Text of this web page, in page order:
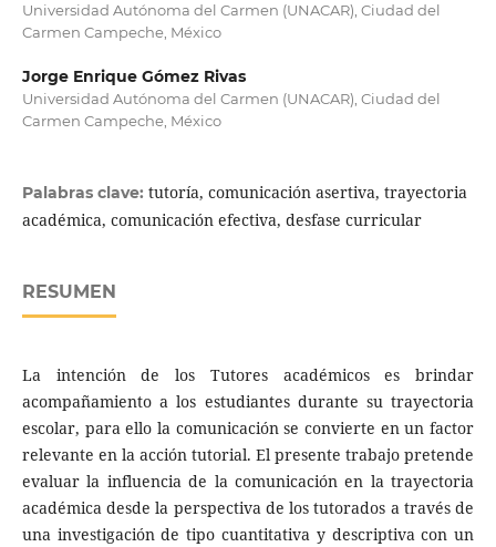
Universidad Autónoma del Carmen (UNACAR), Ciudad del
Carmen Campeche, México
Jorge Enrique Gómez Rivas
Universidad Autónoma del Carmen (UNACAR), Ciudad del
Carmen Campeche, México
Palabras clave: tutoría, comunicación asertiva, trayectoria
académica, comunicación efectiva, desfase curricular
RESUMEN
La intención de los Tutores académicos es brindar
acompañamiento a los estudiantes durante su trayectoria
escolar, para ello la comunicación se convierte en un factor
relevante en la acción tutorial. El presente trabajo pretende
evaluar la influencia de la comunicación en la trayectoria
académica desde la perspectiva de los tutorados a través de
una investigación de tipo cuantitativa y descriptiva con un